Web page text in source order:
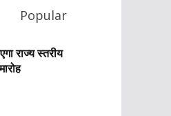
Popular
राज्य स्तरीय